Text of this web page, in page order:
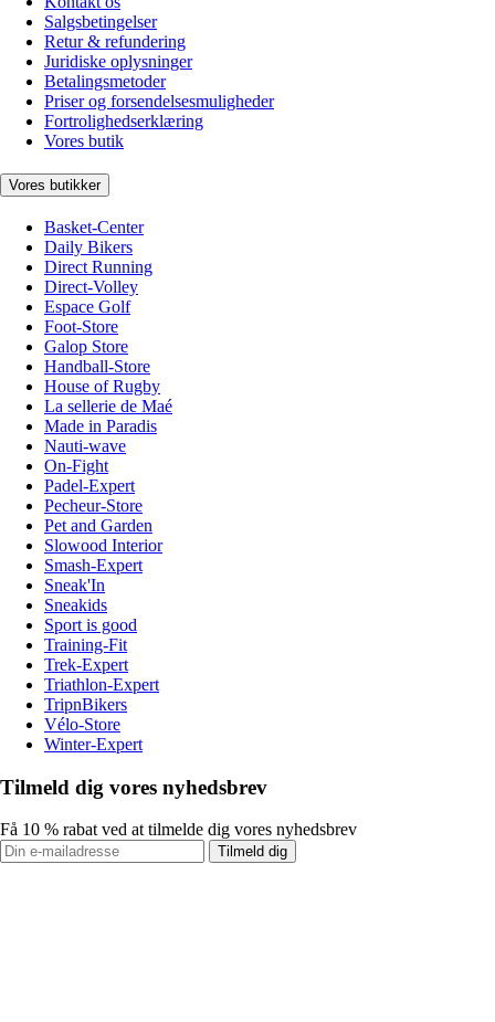
Salgsbetingelser
Retur & refundering
Juridiske oplysninger
Betalingsmetoder
Priser og forsendelsesmuligheder
Fortrolighedserklæring
Vores butik
Vores butikker
Basket-Center
Daily Bikers
Direct Running
Direct-Volley
Espace Golf
Foot-Store
Galop Store
Handball-Store
House of Rugby
La sellerie de Maé
Made in Paradis
Nauti-wave
On-Fight
Padel-Expert
Pecheur-Store
Pet and Garden
Slowood Interior
Smash-Expert
Sneak'In
Sneakids
Sport is good
Training-Fit
Trek-Expert
Triathlon-Expert
TripnBikers
Vélo-Store
Winter-Expert
Tilmeld dig vores nyhedsbrev
Få 10 % rabat ved at tilmelde dig vores nyhedsbrev
Tilmeld dig